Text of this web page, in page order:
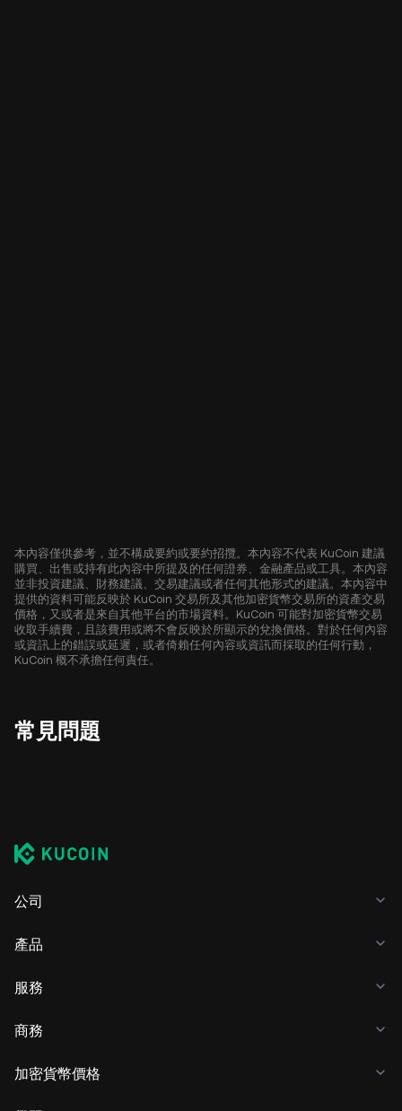
本內容僅供參考，並不構成要約或要約招攬。本內容不代表 KuCoin 建議
購買、出售或持有此內容中所提及的任何證券、金融產品或工具。本內容
並非投資建議、財務建議、交易建議或者任何其他形式的建議。本內容中
提供的資料可能反映於 KuCoin 交易所及其他加密貨幣交易所的資產交易
價格，又或者是來自其他平台的市場資料。KuCoin 可能對加密貨幣交易
收取手續費，且該費用或將不會反映於所顯示的兌換價格。對於任何內容
或資訊上的錯誤或延遲，或者倚賴任何內容或資訊而採取的任何行動，
KuCoin 概不承擔任何責任。
常見問題
公司
產品
服務
商務
加密貨幣價格